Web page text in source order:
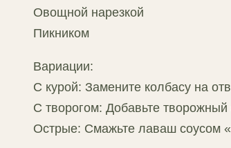
Овощной нарезкой
Пикником
Вариации:
С курой: Замените колбасу на
С творогом: Добавьте
Острые: Смажьте лаваш соусом